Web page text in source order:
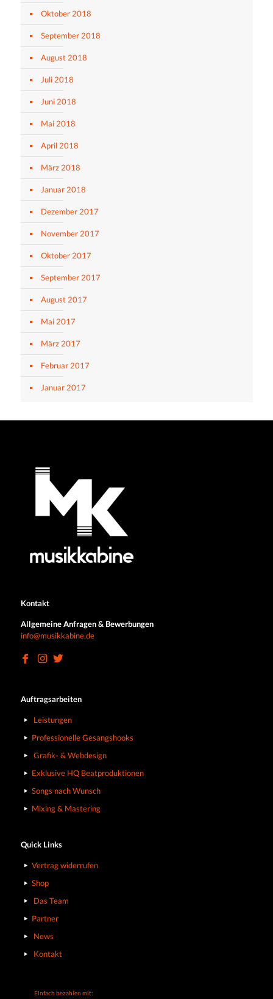
Oktober 2018
September 2018
August 2018
Juli 2018
Juni 2018
Mai 2018
April 2018
März 2018
Januar 2018
Dezember 2017
November 2017
Oktober 2017
September 2017
August 2017
Mai 2017
März 2017
Februar 2017
Januar 2017
Kontakt
Allgemeine Anfragen & Bewerbungen
info@musikkabine.de
Auftragsarbeiten
Leistungen
Professionelle Gesangshooks
Grafik- & Webdesign
Exklusive HQ Beatproduktionen
Songs nach Wunsch
Mixing & Mastering
Quick Links
Vertrag widerrufen
Shop
Das Team
Partner
News
Kontakt
Einfach bezahlen mit: